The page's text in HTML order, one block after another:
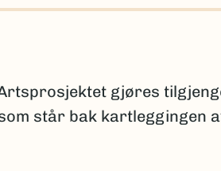
gjøres
står bak kartleggingen